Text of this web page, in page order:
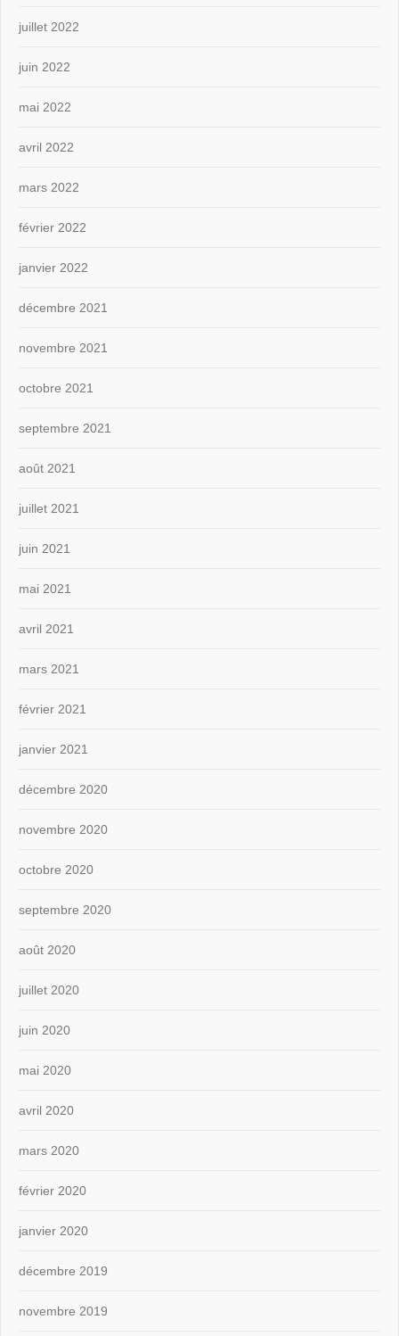
juillet 2022
juin 2022
mai 2022
avril 2022
mars 2022
février 2022
janvier 2022
décembre 2021
novembre 2021
octobre 2021
septembre 2021
août 2021
juillet 2021
juin 2021
mai 2021
avril 2021
mars 2021
février 2021
janvier 2021
décembre 2020
novembre 2020
octobre 2020
septembre 2020
août 2020
juillet 2020
juin 2020
mai 2020
avril 2020
mars 2020
février 2020
janvier 2020
décembre 2019
novembre 2019